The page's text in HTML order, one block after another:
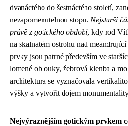
dvanáctého do šestnáctého století,
nezapomenutelnou stopu. Nejstarší
právě z gotického období, kdy rod
na skalnatém ostrohu nad
prvky jsou patrné především ve
lomené oblouky, žebrová klenba a
architektura se vyznačovala
výšky a vytvořit dojem
Nejvýraznějším gotickým prvkem